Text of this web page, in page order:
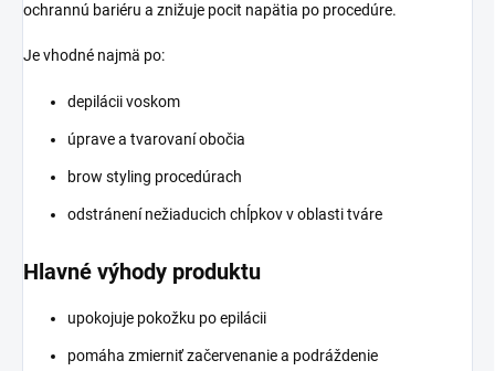
ochrannú bariéru a znižuje pocit napätia po procedúre.
Je vhodné najmä po:
depilácii voskom
úprave a tvarovaní obočia
brow styling procedúrach
odstránení nežiaducich chĺpkov v oblasti tváre
Hlavné výhody produktu
upokojuje pokožku po epilácii
pomáha zmierniť začervenanie a podráždenie